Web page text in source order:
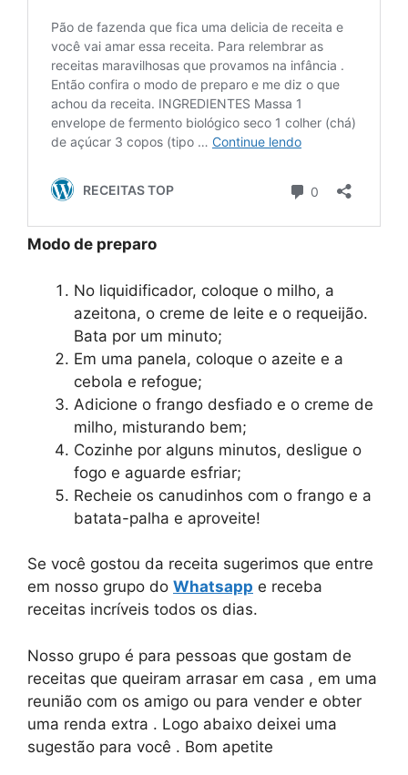
Modo de preparo
No liquidificador, coloque o milho, a
azeitona, o creme de leite e o requeijão.
Bata por um minuto;
Em uma panela, coloque o azeite e a
cebola e refogue;
Adicione o frango desfiado e o creme de
milho, misturando bem;
Cozinhe por alguns minutos, desligue o
fogo e aguarde esfriar;
Recheie os canudinhos com o frango e a
batata-palha e aproveite!
Se você gostou da receita sugerimos que entre
em nosso grupo do Whatsapp e receba
receitas incríveis todos os dias.
Nosso grupo é para pessoas que gostam de
receitas que queiram arrasar em casa , em uma
reunião com os amigo ou para vender e obter
uma renda extra . Logo abaixo deixei uma
sugestão para você . Bom apetite